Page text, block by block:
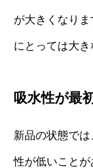
が大きくなり
にとっては大き
吸水性が最
新品の状態で
性が低いこと